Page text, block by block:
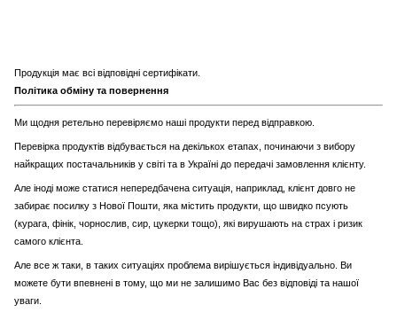
Продукція має всі відповідні сертифікати.
Політика обміну та повернення
Ми щодня ретельно перевіряємо наші продукти перед відправкою.
Перевірка продуктів відбувається на декількох етапах, починаючи з вибору
найкращих постачальників у світі та в Україні до передачі замовлення клієнту.
Але іноді може статися непередбачена ситуація, наприклад, клієнт довго не
забирає посилку з Нової Пошти, яка містить продукти, що швидко псують
(курага, фінік, чорнослив, сир, цукерки тощо), які вирушають на страх і ризик
самого клієнта.
Але все ж таки, в таких ситуаціях проблема вирішується індивідуально. Ви
можете бути впевнені в тому, що ми не залишимо Вас без відповіді та нашої
уваги.